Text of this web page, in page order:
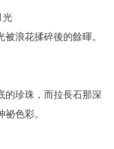
光
浪花揉碎後的餘暉。
的珍珠，而拉長石那深
色彩。